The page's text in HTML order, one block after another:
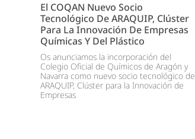
El COQAN Nuevo Socio
Tecnológico De ARAQUIP, Clúster
Para La Innovación De Empresas
Químicas Y Del Plástico
Os anunciamos la incorporación del
Colegio Oficial de Químicos de Aragón y
Navarra como nuevo socio tecnológico de
ARAQUIP, Clúster para la Innovación de
Empresas